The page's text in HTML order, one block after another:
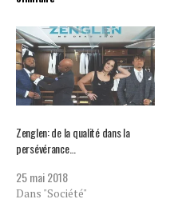
Zenglen: de la qualité dans la
persévérance…
25 mai 2018
Dans "Société"